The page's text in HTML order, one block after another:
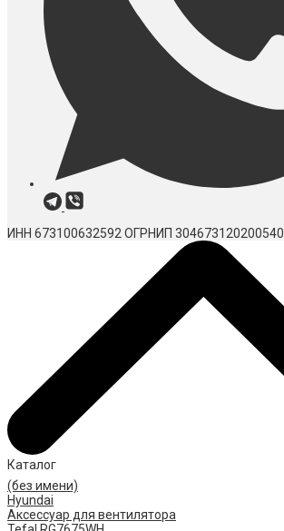
ИНН 673100632592ОГРНИП 304673120200540
Каталог
(без имени)
Hyundai
Аксессуар для вентилятора